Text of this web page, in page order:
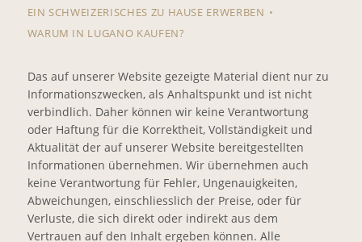
EIN SCHWEIZERISCHES ZU HAUSE ERWERBEN
WARUM IN LUGANO KAUFEN?
Das auf unserer Website gezeigte Material dient nur zu
Informationszwecken, als Anhaltspunkt und ist nicht
verbindlich. Daher können wir keine Verantwortung
oder Haftung für die Korrektheit, Vollständigkeit und
Aktualität der auf unserer Website bereitgestellten
Informationen übernehmen. Wir übernehmen auch
keine Verantwortung für Fehler, Ungenauigkeiten,
Abweichungen, einschliesslich der Preise, oder für
Verluste, die sich direkt oder indirekt aus dem
Vertrauen auf den Inhalt ergeben können. Alle